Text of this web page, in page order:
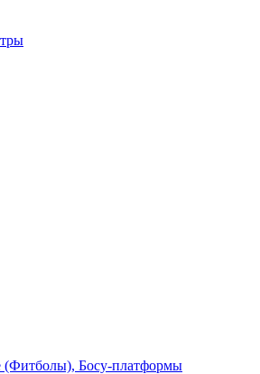
(Фитболы), Босу-платформы